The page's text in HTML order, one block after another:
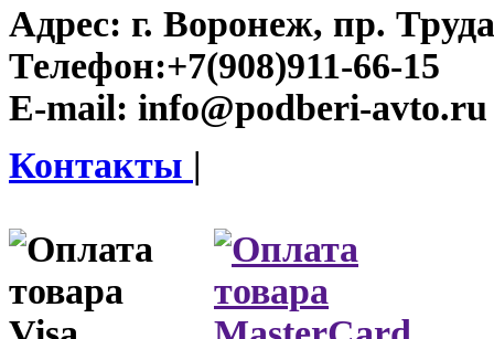
Адрес: г. Воронеж, пр.
Телефон:+7(908)911-66-15
E-mail: info@podberi-avto.ru
Контакты |